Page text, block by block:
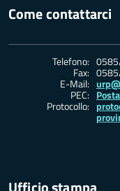
Come contattarci
Telefono:
Fax:
E-Mail:
PEC:
Protocollo: